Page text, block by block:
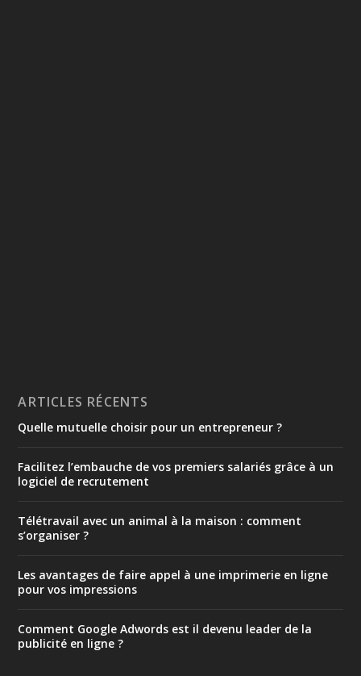
ARTICLES RÉCENTS
Quelle mutuelle choisir pour un entrepreneur ?
Facilitez l’embauche de vos premiers salariés grâce à un
logiciel de recrutement
Télétravail avec un animal à la maison : comment
s’organiser ?
Les avantages de faire appel à une imprimerie en ligne
pour vos impressions
Comment Google Adwords est il devenu leader de la
publicité en ligne ?